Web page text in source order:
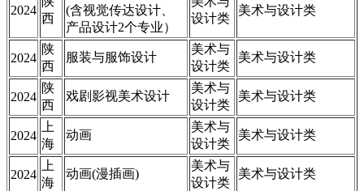
2024
西
(含视觉传达设计、
产品设计2个专业）
设计类
美术与设计类
2024
陕
西
服装与服饰设计
美术与
设计类
美术与设计类
2024
陕
西
戏剧影视美术设计
美术与
设计类
美术与设计类
2024
上
海
动画
美术与
设计类
美术与设计类
2024
上
海
动画(漫插画)
美术与
设计类
美术与设计类